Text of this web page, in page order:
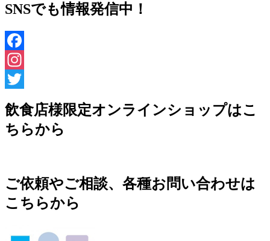
SNSでも情報発信中！
Facebook
Instagram
飲食店様限定オンラインショップはこ
ちらから
ご依頼やご相談、各種お問い合わせは
こちらから